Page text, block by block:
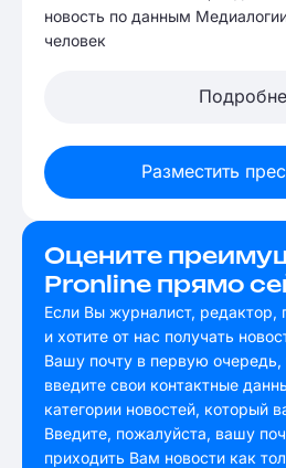
новость по данным
человек
Разместить
Оцените
Pronline прямо
Если Вы журналист,
и хотите от нас получать
Вашу почту в первую очередь,
введите свои контактные
категории новостей, который
Введите, пожалуйста, вашу
приходить Вам новости как